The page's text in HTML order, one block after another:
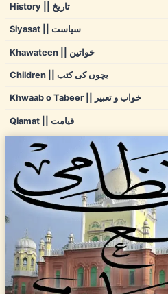
History || تاریخ
Siyasat || سیاست
Khawateen || خواتین
Children || بچوں کی کتب
Khwaab o Tabeer || خواب و تعبیر
Qiamat || قیامت